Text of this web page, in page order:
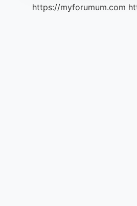
https://myforumum.com